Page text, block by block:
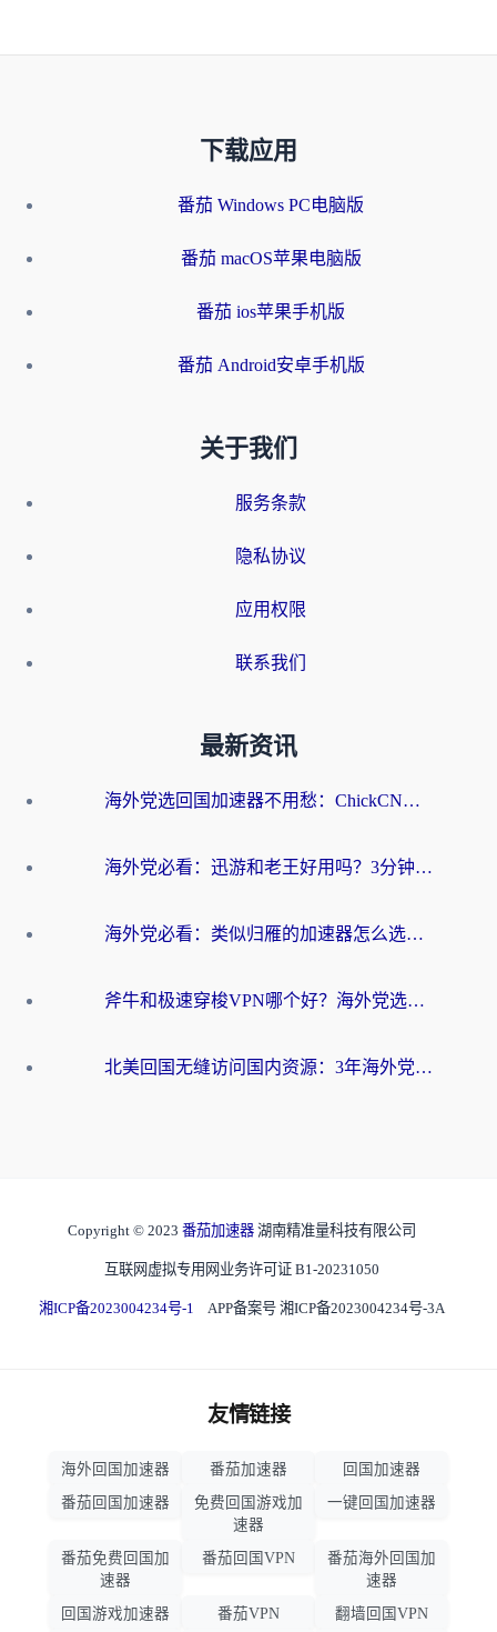
下载应用
番茄 Windows PC电脑版
番茄 macOS苹果电脑版
番茄 ios苹果手机版
番茄 Android安卓手机版
关于我们
服务条款
隐私协议
应用权限
联系我们
最新资讯
海外党选回国加速器不用愁：ChickCN和洞见哪个好？一篇搞定所有疑问
海外党必看：迅游和老王好用吗？3分钟选对加速国内网络的加速器
海外党必看：类似归雁的加速器怎么选？一篇搞定无缝访问国内资源
斧牛和极速穿梭VPN哪个好？海外党选回国加速器必看的真实对比与避坑指南
北美回国无缝访问国内资源：3年海外党亲测的加速器选择指南
Copyright © 2023 番茄加速器 湖南精准量科技有限公司
互联网虚拟专用网业务许可证 B1-20231050
湘ICP备2023004234号-1 APP备案号 湘ICP备2023004234号-3A
友情链接
海外回国加速器 番茄加速器
回国加速器
番茄回国加速器
免费回国游戏加
速器
一键回国加速器
番茄免费回国加
速器
番茄回国VPN
番茄海外回国加
速器
回国游戏加速器
番茄VPN 翻墙回国VPN